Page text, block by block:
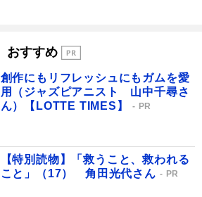
おすすめ
創作にもリフレッシュにもガムを愛
用（ジャズピアニスト 山中千尋さ
ん）【LOTTE TIMES】
PR
【特別読物】「救うこと、救われる
こと」（17） 角田光代さん
PR